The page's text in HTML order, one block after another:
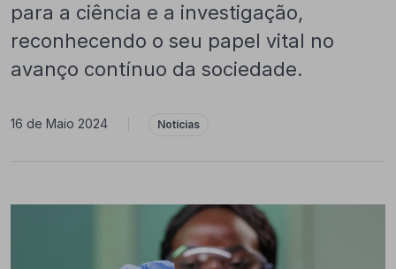
para a ciência e a investigação,
reconhecendo o seu papel vital no
avanço contínuo da sociedade.
16 de Maio 2024 Notícias